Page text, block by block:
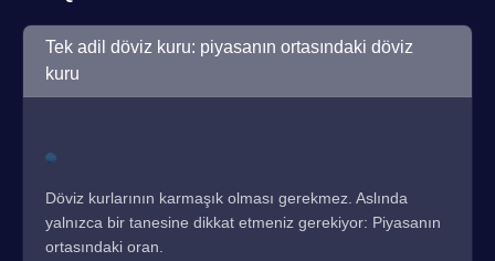
Tek adil döviz kuru: piyasanın ortasındaki döviz
kuru
Döviz kurlarının karmaşık olması gerekmez. Aslında
yalnızca bir tanesine dikkat etmeniz gerekiyor: Piyasanın
ortasındaki oran.